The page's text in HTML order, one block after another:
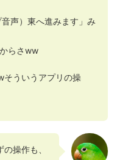
声）東へ進みます」み
らさww
そういうアプリの操
操作も、